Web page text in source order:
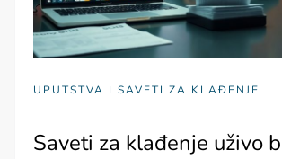
UPUTSTVA I SAVETI ZA KLAĐENJE
Saveti za klađenje uživo